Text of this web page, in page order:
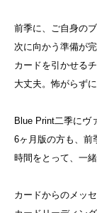
前季に、ご自身の
次に向かう準備が
カードを引かせる
大丈夫。怖がらず
Blue Print二季にヴ
6ヶ月版の方も、前
時間をとって、一
カードからのメッ